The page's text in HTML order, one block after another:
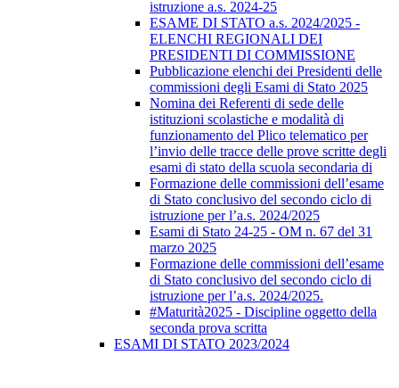
istruzione a.s. 2024-25
ESAME DI STATO a.s. 2024/2025 -
ELENCHI REGIONALI DEI
PRESIDENTI DI COMMISSIONE
Pubblicazione elenchi dei Presidenti delle
commissioni degli Esami di Stato 2025
Nomina dei Referenti di sede delle
istituzioni scolastiche e modalità di
funzionamento del Plico telematico per
l’invio delle tracce delle prove scritte degli
esami di stato della scuola secondaria di
Formazione delle commissioni dell’esame
di Stato conclusivo del secondo ciclo di
istruzione per l’a.s. 2024/2025
Esami di Stato 24-25 - OM n. 67 del 31
marzo 2025
Formazione delle commissioni dell’esame
di Stato conclusivo del secondo ciclo di
istruzione per l’a.s. 2024/2025.
#Maturità2025 - Discipline oggetto della
seconda prova scritta
ESAMI DI STATO 2023/2024